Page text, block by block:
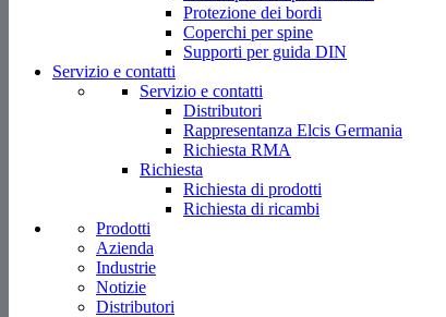
Protezione dei bordi
Coperchi per spine
Supporti per guida DIN
Servizio e contatti
Servizio e contatti
Distributori
Rappresentanza Elcis Germania
Richiesta RMA
Richiesta
Richiesta di prodotti
Richiesta di ricambi
Prodotti
Azienda
Industrie
Notizie
Distributori